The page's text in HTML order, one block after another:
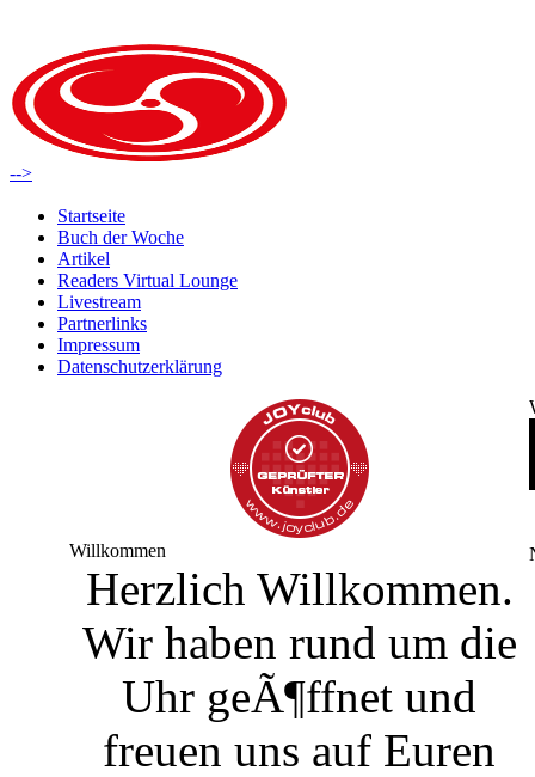
-->
Startseite
Buch der Woche
Artikel
Readers Virtual Lounge
Livestream
Partnerlinks
Impressum
Datenschutzerklärung
Willkommen
Herzlich Willkommen.
Wir haben rund um die
Uhr geÃ¶ffnet und
freuen uns auf Euren